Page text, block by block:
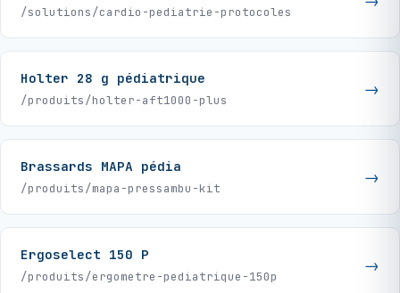
/solutions/cardio-pediatrie-protocoles
Holter 28 g pédiatrique
/produits/holter-aft1000-plus
Brassards MAPA pédia
/produits/mapa-pressambu-kit
Ergoselect 150 P
/produits/ergometre-pediatrique-150p